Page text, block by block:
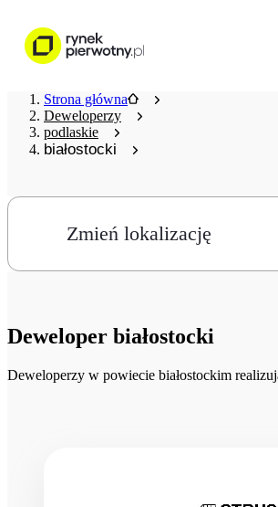
Strona główna
Deweloperzy
podlaskie
białostocki
Zmień lokalizację
Deweloper białostocki
Deweloperzy w powiecie białostockim